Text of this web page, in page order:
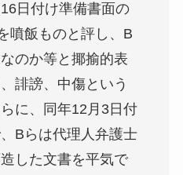
日付け準備書面の
噴飯ものと評し、B
のか等と揶揄的表
誹謗、中傷という
に、同年12月3日付
Bらは代理人弁護士
した文書を平気で